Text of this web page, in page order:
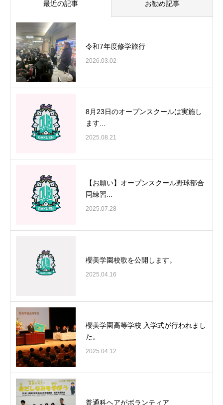
最近の記事 お勧め記事
令和7年度修学旅行
2026.03.02
8月23日のオープンスクールは実施し
ます...
2025.08.21
【お願い】オープンスクール野球部合
同練習...
2025.07.28
櫻美学園校歌を公開します。
2025.04.16
櫻美学園高等学校 入学式が行われまし
た。
2025.04.12
普通科ヘアがボランティア